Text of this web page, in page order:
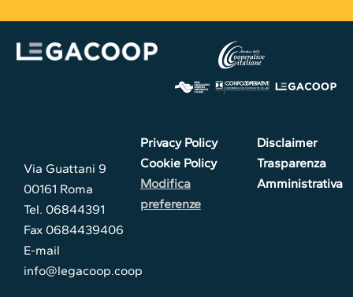
Via Guattani 9
00161 Roma
Tel. 06844391
Fax 0684439406
E-mail
info@legacoop.coop
Privacy Policy
Cookie Policy
Modifica
preferenze
Disclaimer
Trasparenza
Amministrativa